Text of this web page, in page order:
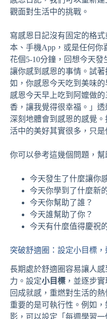
觀面對生活中的挑戰。
寫感恩日記沒有固定的格
本、手機App，或是任何你
花個5-10分鐘，回想今天
讓你感到感恩的事情。試著
如，你感恩今天吃到美味
感恩今天早上吃到阿嬤做
香，讓我覺得很幸福。」
深刻地體會到感恩的感覺
活中的美好其實很多，只是
你可以參考這幾個問題，幫
今天發生了什麼讓你
今天你學到了什麼新
今天你幫助了誰？
今天誰幫助了你？
今天有什麼值得慶祝
突破舒適圈：設定小目標
長期處於舒適圈容易讓人
力。設定小目標 ，並逐步
回成就感，重燃對生活的
重要的是可執行性。例如
影，可以設定「每週學習